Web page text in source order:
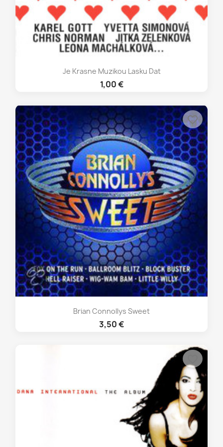
Je Krasne Muzikou Lasku Dat
1,00 €
Brian Connollys Sweet
3,50 €
favorite_border